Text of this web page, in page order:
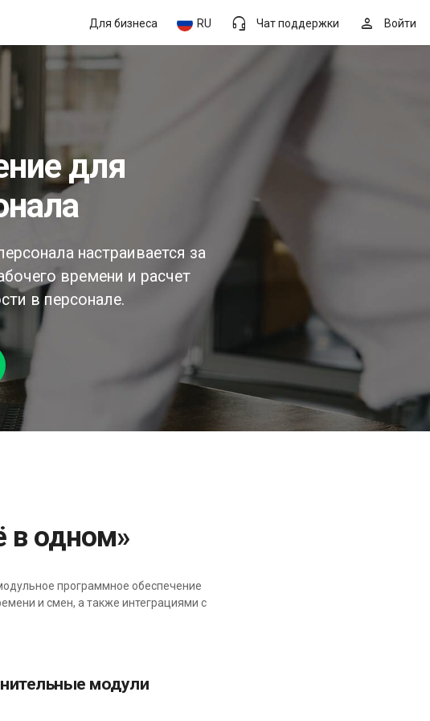
person Войти
headset_mic Чат поддержки
RU
Для бизнеса
настраивается за
времени и расчет
в персонале.
в одном»
программное обеспечение
и смен, а также интеграциями с
модули